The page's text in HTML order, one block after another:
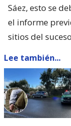
Sáez, esto se
el informe
sitios del
Lee también...